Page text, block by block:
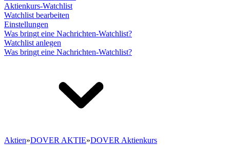
Aktienkurs-Watchlist
Watchlist bearbeiten
Einstellungen
Was bringt eine Nachrichten-Watchlist?
Watchlist anlegen
Was bringt eine Nachrichten-Watchlist?
Aktien»DOVER AKTIE»DOVER Aktienkurs